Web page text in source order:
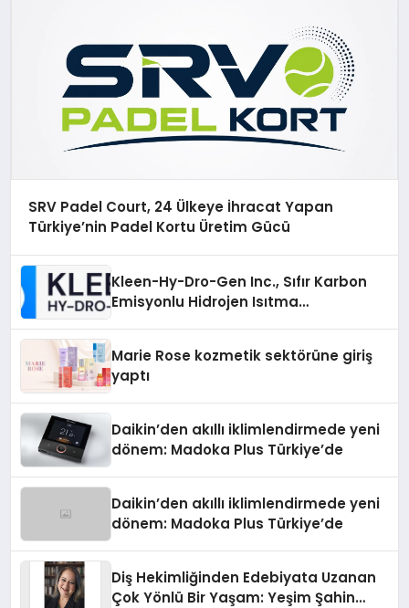
SRV Padel Court, 24 Ülkeye İhracat Yapan
Türkiye’nin Padel Kortu Üretim Gücü
Kleen-Hy-Dro-Gen Inc., Sıfır Karbon
Emisyonlu Hidrojen Isıtma
Marie Rose kozmetik sektörüne giriş
yaptı
Daikin’den akıllı iklimlendirmede yeni
dönem: Madoka Plus Türkiye’de
Daikin’den akıllı iklimlendirmede yeni
dönem: Madoka Plus Türkiye’de
Diş Hekimliğinden Edebiyata Uzanan
Çok Yönlü Bir Yaşam: Yeşim Şahin